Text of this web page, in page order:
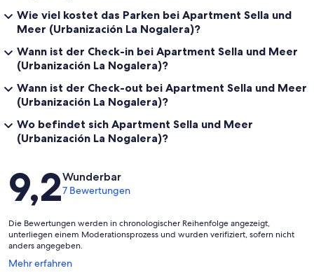
Wie viel kostet das Parken bei Apartment Sella und
Meer (Urbanización La Nogalera)?
Wann ist der Check-in bei Apartment Sella und Meer
(Urbanización La Nogalera)?
Wann ist der Check-out bei Apartment Sella und Meer
(Urbanización La Nogalera)?
Wo befindet sich Apartment Sella und Meer
(Urbanización La Nogalera)?
Bewertungen
9,2Wunderbar
7 Bewertungen
Die Bewertungen werden in chronologischer Reihenfolge angezeigt,
unterliegen einem Moderationsprozess und wurden verifiziert, sofern nicht
anders angegeben.
Mehr erfahren
Wird